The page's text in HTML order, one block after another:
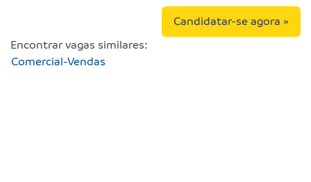
Candidatar-se agora »
Encontrar vagas similares:
Comercial-Vendas